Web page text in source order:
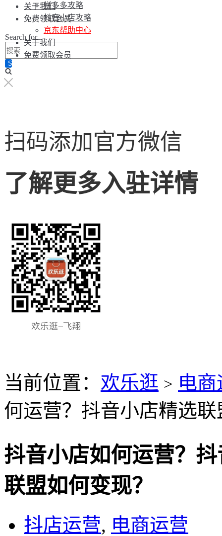
关于我们
免费领取会员
Search for...
拼多多攻略
抖音小店攻略
京东帮助中心
关于我们
免费领取会员
扫码添加官方微信
了解更多入驻详情
当前位置： 欢乐逛 > 电
何运营？抖音小店精选
抖音小店如何运营？
联盟如何变现？
抖店运营, 电商运营